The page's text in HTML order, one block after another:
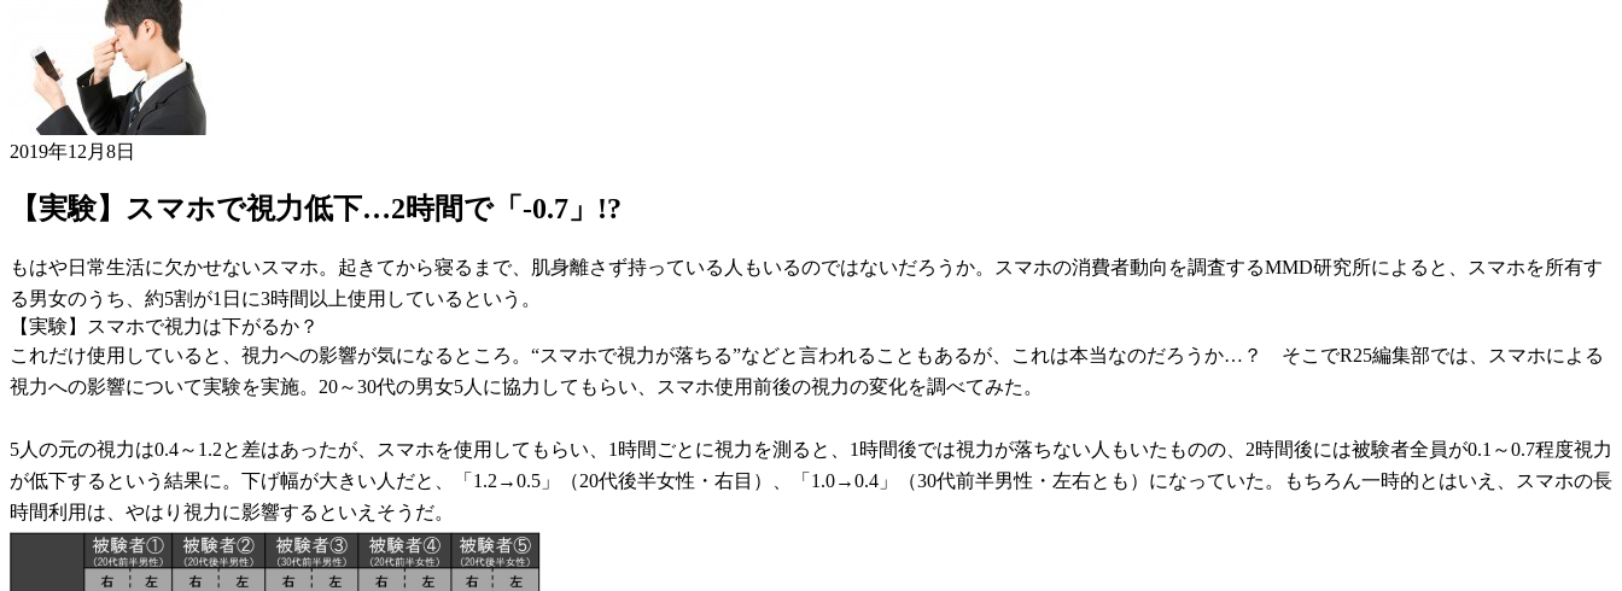
2019年12月8日
【実験】スマホで視力低下…2時間で「-0.7」!?
もはや日常生活に欠かせないスマホ。起きてから寝るまで、肌身離さず持っている人もいるのではないだろうか。スマホの消費者動向を調査するMMD研究所によると、スマホを所有す
る男女のうち、約5割が1日に3時間以上使用しているという。
【実験】スマホで視力は下がるか？
これだけ使用していると、視力への影響が気になるところ。“スマホで視力が落ちる”などと言われることもあるが、これは本当なのだろうか…？ そこでR25編集部では、スマホによる
視力への影響について実験を実施。20～30代の男女5人に協力してもらい、スマホ使用前後の視力の変化を調べてみた。
5人の元の視力は0.4～1.2と差はあったが、スマホを使用してもらい、1時間ごとに視力を測ると、1時間後では視力が落ちない人もいたものの、2時間後には被験者全員が0.1～0.7程度視力
が低下するという結果に。下げ幅が大きい人だと、「1.2→0.5」（20代後半女性・右目）、「1.0→0.4」（30代前半男性・左右とも）になっていた。もちろん一時的とはいえ、スマホの長
時間利用は、やはり視力に影響するといえそうだ。